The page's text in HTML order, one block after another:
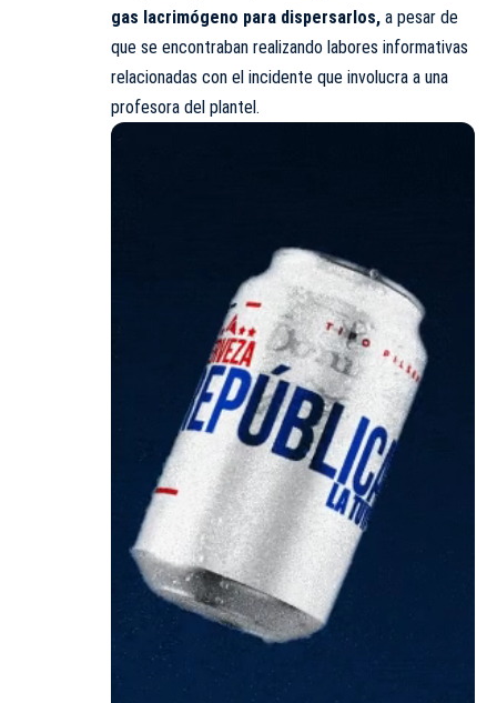
gas lacrimógeno para dispersarlos, a pesar de
que se encontraban realizando labores informativas
relacionadas con el incidente que involucra a una
profesora del plantel.